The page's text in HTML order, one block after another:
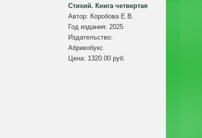
Стихий. Книга четвертая
Автор: Коробова Е.В.
Год издания: 2025
Издательство:
Абрикобукс
Цена: 1320.00 руб.